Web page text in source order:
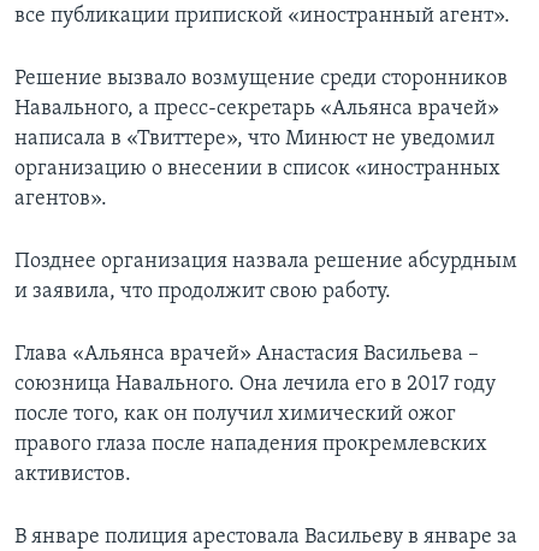
все публикации припиской «иностранный агент».
Решение вызвало возмущение среди сторонников
Навального, а пресс-секретарь «Альянса врачей»
написала в «Твиттере», что Минюст не уведомил
организацию о внесении в список «иностранных
агентов».
Позднее организация назвала решение абсурдным
и заявила, что продолжит свою работу.
Глава «Альянса врачей» Анастасия Васильева –
союзница Навального. Она лечила его в 2017 году
после того, как он получил химический ожог
правого глаза после нападения прокремлевских
активистов.
В январе полиция арестовала Васильеву в январе за